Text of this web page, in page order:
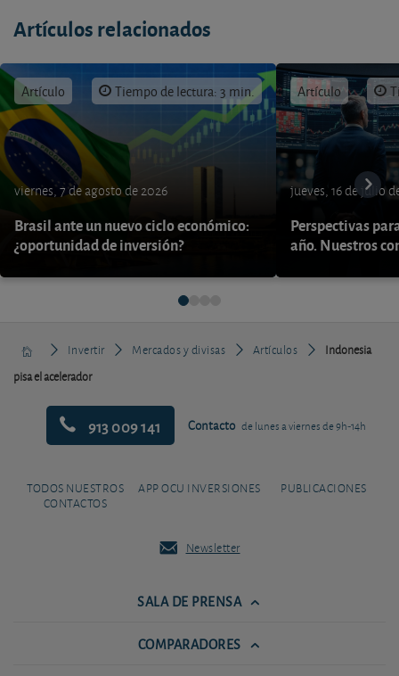
Artículos relacionados
Artículo Tiempo de lectura: 3 min.
viernes, 7 de agosto de 2026
Brasil ante un nuevo ciclo económico:
¿oportunidad de inversión?
Artículo
jueves, 16 de julio
Perspectivas
año. Nuestros
Invertir Mercados y divisas Artículos
Indonesia
pisa el acelerador
913 009 141 Contacto de lunes a viernes de 9h-14h
TODOS NUESTROS
CONTACTOS
APP OCU INVERSIONES PUBLICACIONES
Newsletter
SALA DE PRENSA
COMPARADORES